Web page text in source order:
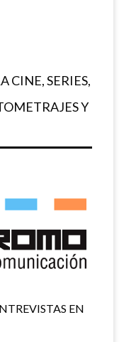
CINE, SERIES,
Y
EN